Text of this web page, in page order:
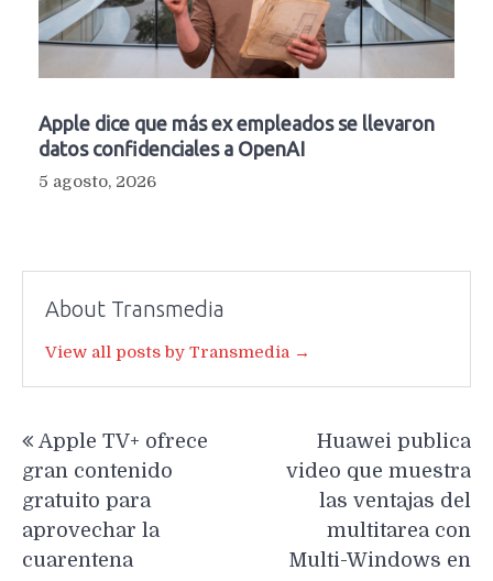
Apple dice que más ex empleados se llevaron
datos confidenciales a OpenAI
5 agosto, 2026
About Transmedia
View all posts by Transmedia →
de
entradas
Apple TV+ ofrece
gran contenido
gratuito para
aprovechar la
cuarentena
Huawei publica
video que muestra
las ventajas del
multitarea con
Multi-Windows en